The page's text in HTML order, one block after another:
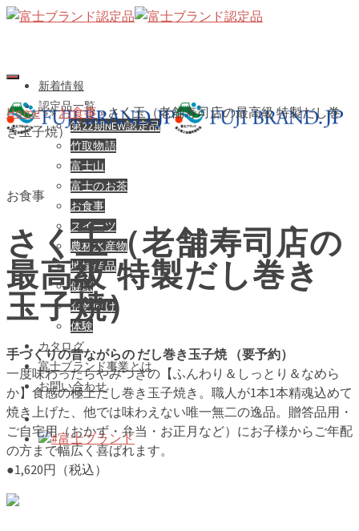
新着情報
認定品一覧
第22期NEW認定品
竹取物語
富士山
富士のお茶
お食事
スイーツ
農林水産物
地場産品
健康
企業向け
体験
カタログ
富士ブランド事業とは
お問い合わせ
#富士ブランド
Home»»お食事» さく玉（老舗寿司店の最高級 特製だし巻
き玉子焼）
お食事
さく玉（老舗寿司店の
最高級 特製だし巻き
玉子焼）
手づくりの昔ながらの だし巻き玉子焼 （要予約）
一度味わったらやみつきの【ふんわり＆しっとり＆なめら
か】食感の極上だし巻き玉子焼き。職人が1本1本精魂込めて
焼き上げた、他では味わえない唯一無二の逸品。贈答品用・
ご自宅用（おかず・弁当・お正月など）にお子様からご年配
の方まで幅広く喜ばれます。
●1,620円（税込）